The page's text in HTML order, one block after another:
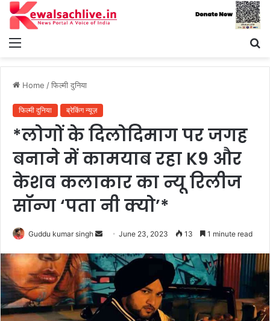
Menu
Home /फिल्मी दुनिया
फिल्मी दुनिया ब्रेकिंग न्यूज़
*लोगों के दिलोदिमाग पर जगह
बनाने में कामयाब रहा K9 और
केशव कलाकार का न्यू रिलीज
सॉन्ग ‘पता नी क्यो’*
Guddu kumar singh
Send
email
June 23, 2023 13 1 minute read